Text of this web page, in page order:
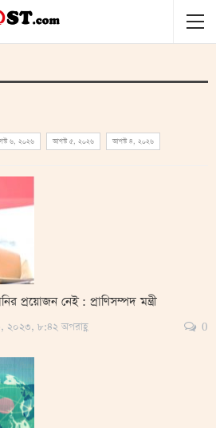
৬, ২০২৬ আগস্ট ৫, ২০২৬ আগস্ট ৪, ২০২৬
প্রয়োজন নেই : প্রাণিসম্পদ মন্ত্রী
২০২৩, ৮:৪২ অপরাহ্ণ 0